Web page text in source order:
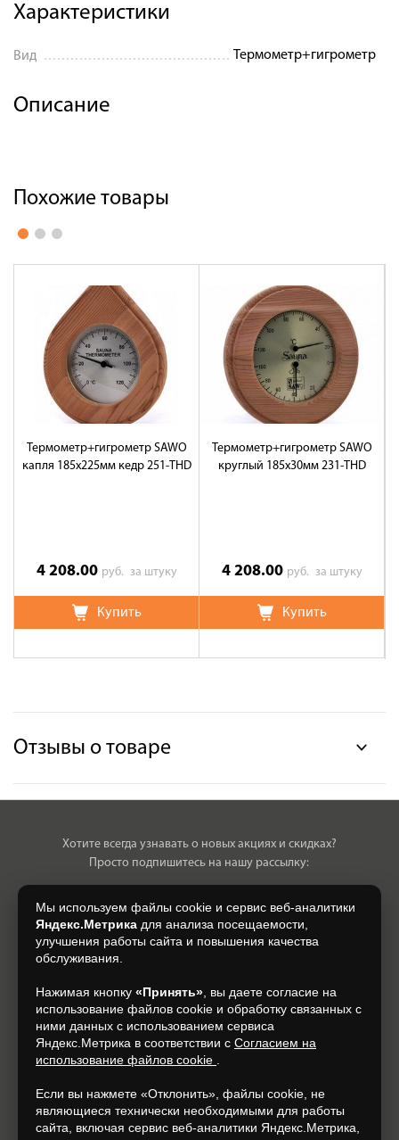
Характеристики
Вид Термометр+гигрометр
Описание
Похожие товары
Термометр+гигрометр SAWO
капля 185х225мм кедр 251-TНD
4 208.00 руб. за штуку
Купить
Термометр+гигрометр SAWO
круглый 185х30мм 231-ТНD
4 208.00 руб. за штуку
Купить
Отзывы о товаре
Хотите всегда узнавать о новых акциях и скидках?
Просто подпишитесь на нашу рассылку:
Нажимая на кнопку, я даю свое согласие на обработку моих
персональных данных, на условиях и для целей, определенных в
Подписаться
+7 (930) 305-85-90
Мы используем файлы cookie и сервис веб-аналитики
Яндекс.Метрика для анализа посещаемости,
улучшения работы сайта и повышения качества
обслуживания.
Нажимая кнопку «Принять» , вы даете согласие на
использование файлов cookie и обработку связанных с
ними данных с использованием сервиса
Яндекс.Метрика в соответствии с Согласием на
использование файлов cookie
Если вы нажмете «Отклонить», файлы cookie, не
являющиеся технически необходимыми для работы
сайта, включая сервис веб-аналитики Яндекс.Метрика,